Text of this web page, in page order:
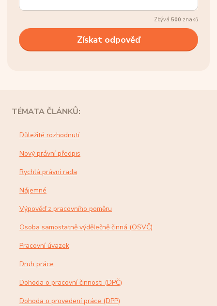
Zbývá 500 znaků
TÉMATA ČLÁNKŮ:
Důležité rozhodnutí
Nový právní předpis
Rychlá právní rada
Nájemné
Výpověď z pracovního poměru
Osoba samostatně výdělečně činná (OSVČ)
Pracovní úvazek
Druh práce
Dohoda o pracovní činnosti (DPČ)
Dohoda o provedení práce (DPP)